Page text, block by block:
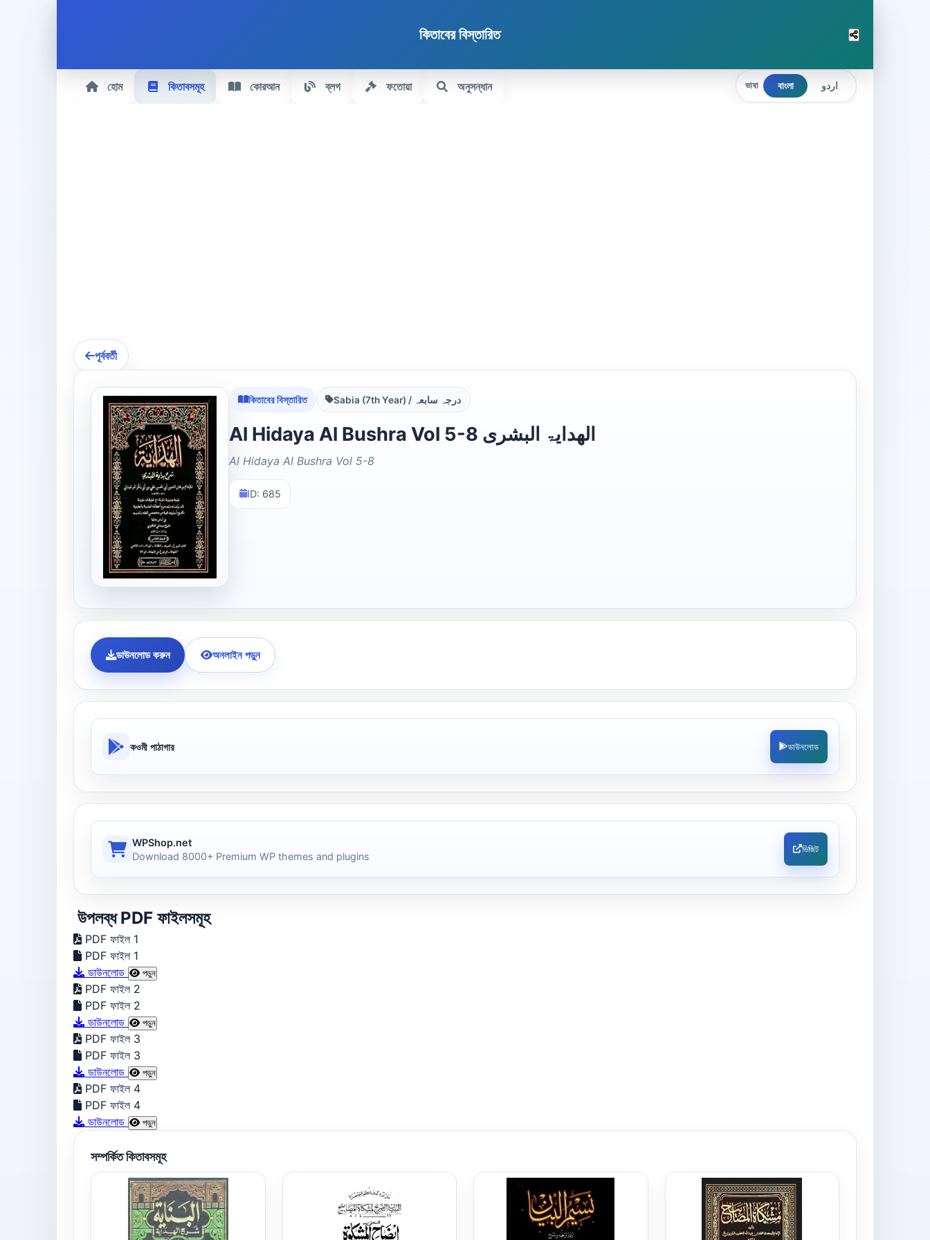
কিতাবের বিস্তারিত
হোম কিতাবসমূহ কোরআন ব্লগ ফতোয়া অনুসন্ধান ভাষা বাংলা اردو
পূর্ববর্তী
কিতাবের বিস্তারিত Sabia (7th Year) / درجہ سابعہ
Al Hidaya Al Bushra Vol 5-8 الھدایۃ البشری
Al Hidaya Al Bushra Vol 5-8
ID: 685
ডাউনলোড করুন অনলাইন পড়ুন
কওমী পাঠাগার ডাউনলোড
WPShop.net
Download 8000+ Premium WP themes and plugins
ভিজিট
উপলব্ধ PDF ফাইলসমূহ
PDF ফাইল 1
PDF ফাইল 1
ডাউনলোড
পড়ুন
PDF ফাইল 2
PDF ফাইল 2
ডাউনলোড
পড়ুন
PDF ফাইল 3
PDF ফাইল 3
ডাউনলোড
পড়ুন
PDF ফাইল 4
PDF ফাইল 4
ডাউনলোড
পড়ুন
সম্পর্কিত কিতাবসমূহ